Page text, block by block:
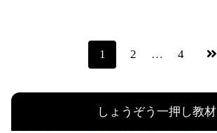
1 2 … 4
しょうぞう一押し教材